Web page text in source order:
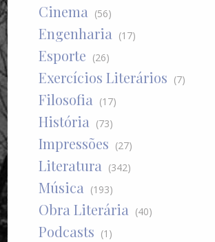
Cinema (56)
Engenharia (17)
Esporte (26)
Exercícios Literários (7)
Filosofia (17)
História (73)
Impressões (27)
Literatura (342)
Música (193)
Obra Literária (40)
Podcasts (1)